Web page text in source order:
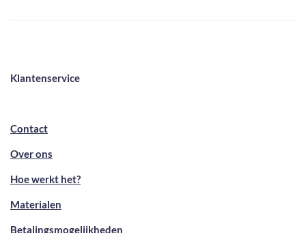
Klantenservice
Contact
Over ons
Hoe werkt het?
Materialen
Betalingsmogelijkheden